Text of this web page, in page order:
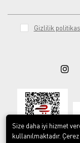
Gizlilik
Size daha iyi hizmet
kullanılmaktadır.